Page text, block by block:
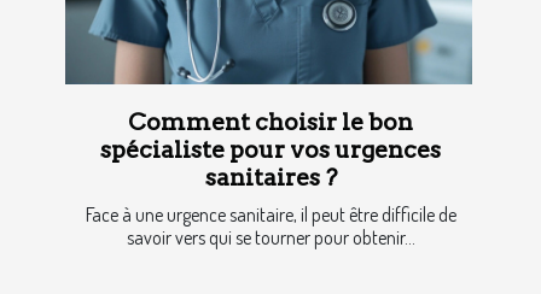
Comment choisir le bon
spécialiste pour vos urgences
sanitaires ?
Face à une urgence sanitaire, il peut être difficile de
savoir vers qui se tourner pour obtenir...